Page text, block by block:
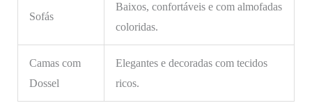
Sofás
Baixos, confortáveis e com almofadas
coloridas.
Camas com
Dossel
Elegantes e decoradas com tecidos
ricos.